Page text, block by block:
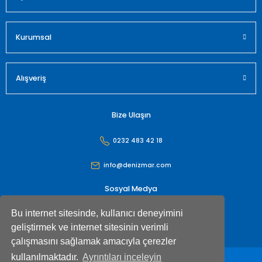
Bu internet sitesinde, kullanıcı deneyimini
geliştirmek ve internet sitesinin verimli
çalışmasını sağlamak amacıyla çerezler
kullanılmaktadır. Ayrıntıları inceleyin
Kurumsal
Alışveriş
Bize Ulaşın
0232 483 42 18
info@denizmar.com
Sosyal Medya